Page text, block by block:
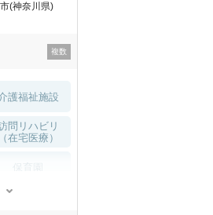
(神奈川県)
護福祉施設
問リハビリ
（在宅医療）